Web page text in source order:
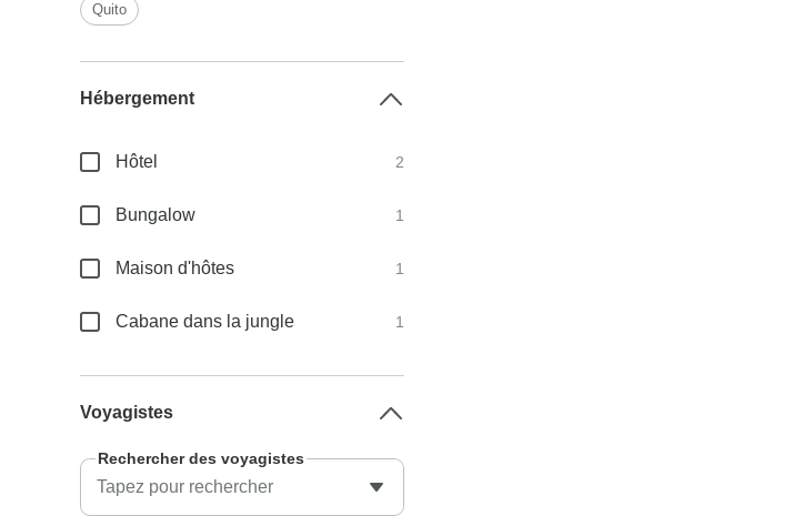
Quito
Hébergement
Hôtel 2
Bungalow 1
Maison d'hôtes 1
Cabane dans la jungle 1
Voyagistes
Rechercher des voyagistes